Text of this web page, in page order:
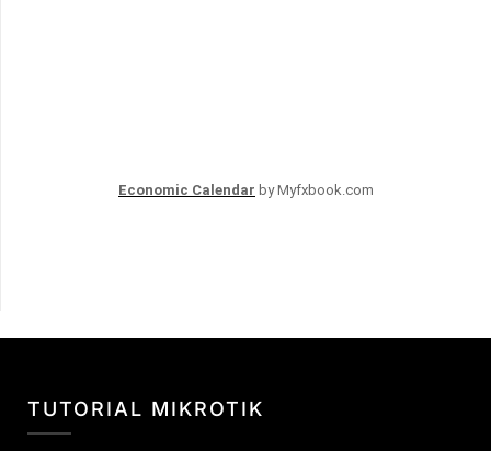
Economic Calendar by Myfxbook.com
TUTORIAL MIKROTIK